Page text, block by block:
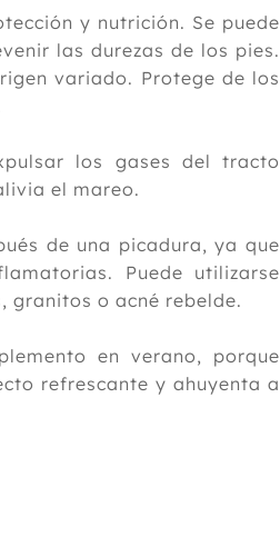
y nutrición. Se puede
las durezas de los pies.
variado. Protege de los
los gases del tracto
el mareo.
de una picadura, ya que
Puede utilizarse
granitos o acné rebelde.
en verano, porque
refrescante y ahuyenta a